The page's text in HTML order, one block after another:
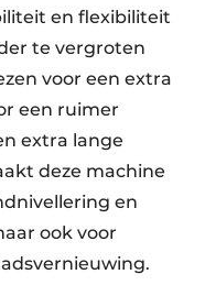
en flexibiliteit
te vergroten
voor een extra
een ruimer
extra lange
deze machine
en
ook voor